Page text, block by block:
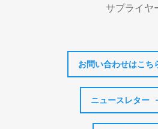
サプライヤ
お問い合わせはこち
ニュースレター